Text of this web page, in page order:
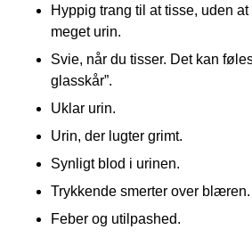
Hyppig trang til at tisse, uden
meget urin.
Svie, når du tisser. Det kan
glasskår”.
Uklar urin.
Urin, der lugter grimt.
Synligt blod i urinen.
Trykkende smerter over blæren.
Feber og utilpashed.